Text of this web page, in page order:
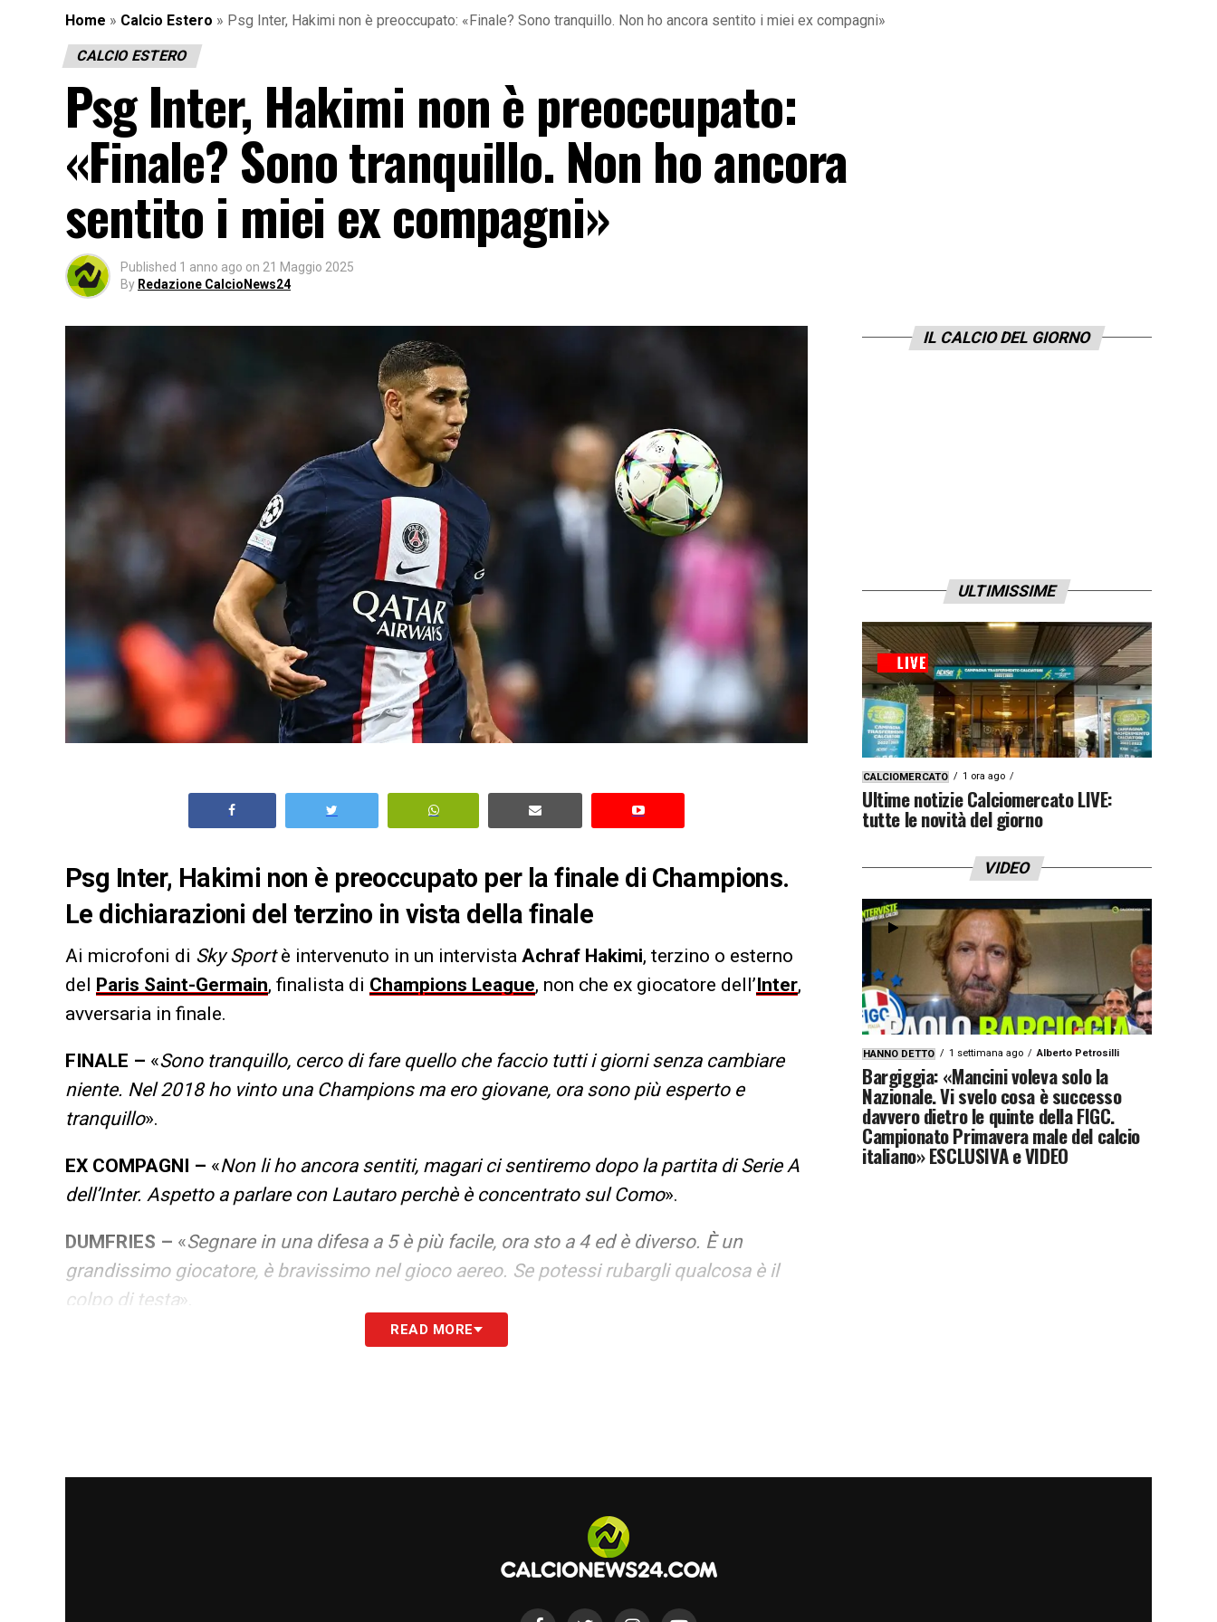
Home » Calcio Estero » Psg Inter, Hakimi non è preoccupato: «Finale? Sono tranquillo. Non ho ancora sentito i miei ex compagni»
CALCIO ESTERO
Psg Inter, Hakimi non è preoccupato:
«Finale? Sono tranquillo. Non ho ancora
sentito i miei ex compagni»
Published 1 anno ago on 21 Maggio 2025
By Redazione CalcioNews24
Psg Inter, Hakimi non è preoccupato per la finale di Champions.
Le dichiarazioni del terzino in vista della finale
Ai microfoni di Sky Sportè intervenuto in un intervista Achraf Hakimi, terzino o esterno
del Paris Saint-Germain, finalista di Champions League, non che ex giocatore dell’Inter,
avversaria in finale.
FINALE – «Sono tranquillo, cerco di fare quello che faccio tutti i giorni senza cambiare
niente. Nel 2018 ho vinto una Champions ma ero giovane, ora sono più esperto e
tranquillo».
EX COMPAGNI – «Non li ho ancora sentiti, magari ci sentiremo dopo la partita di Serie A
dell’Inter. Aspetto a parlare con Lautaro perchè è concentrato sul Como».
DUMFRIES – «Segnare in una difesa a 5 è più facile, ora sto a 4 ed è diverso. È un
grandissimo giocatore, è bravissimo nel gioco aereo. Se potessi rubargli qualcosa è il
colpo di testa».
READ MORE
IL CALCIO DEL GIORNO
ULTIMISSIME
CALCIOMERCATO 1 ora ago
Ultime notizie Calciomercato LIVE:
tutte le novità del giorno
VIDEO
HANNO DETTO 1 settimana ago Alberto Petrosilli
Bargiggia: «Mancini voleva solo la
Nazionale. Vi svelo cosa è successo
davvero dietro le quinte della FIGC.
Campionato Primavera male del calcio
italiano» ESCLUSIVA e VIDEO